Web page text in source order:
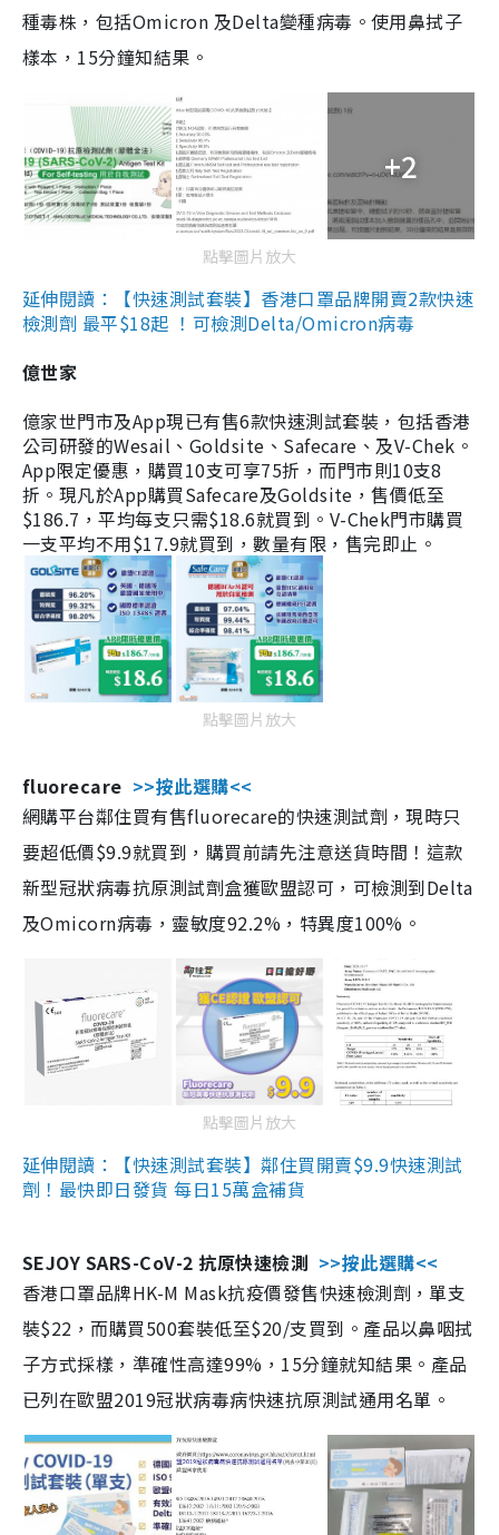
種毒株，包括Omicron 及Delta變種病毒。使用鼻拭子
樣本，15分鐘知結果。
+2
點擊圖片放大
延伸閱讀：【快速測試套裝】香港口罩品牌開賣2款快速
檢測劑 最平$18起 ！可檢測Delta/Omicron病毒
億世家
億家世門市及App現已有售6款快速測試套裝，包括香港
公司研發的Wesail、Goldsite、Safecare、及V-Chek。
App限定優惠，購買10支可享75折，而門市則10支8
折。現凡於App購買Safecare及Goldsite，售價低至
$186.7，平均每支只需$18.6就買到。V-Chek門市購買
一支平均不用$17.9就買到，數量有限，售完即止。
點擊圖片放大
fluorecare >>按此選購<<
網購平台鄰住買有售fluorecare的快速測試劑，現時只
要超低價$9.9就買到，購買前請先注意送貨時間！這款
新型冠狀病毒抗原測試劑盒獲歐盟認可，可檢測到Delta
及Omicorn病毒，靈敏度92.2%，特異度100%。
點擊圖片放大
延伸閱讀：【快速測試套裝】鄰住買開賣$9.9快速測試
劑！最快即日發貨 每日15萬盒補貨
SEJOY SARS-CoV-2 抗原快速檢測 >>按此選購<<
香港口罩品牌HK-M Mask抗疫價發售快速檢測劑，單支
裝$22，而購買500套裝低至$20/支買到。產品以鼻咽拭
子方式採樣，準確性高達99%，15分鐘就知結果。產品
已列在歐盟2019冠狀病毒病快速抗原測試通用名單。